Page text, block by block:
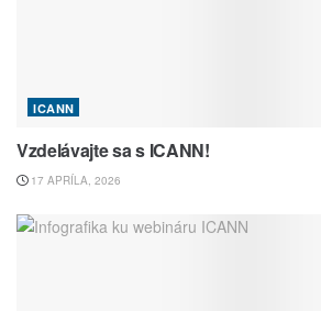
ICANN
Vzdelávajte sa s ICANN!
17 APRÍLA, 2026